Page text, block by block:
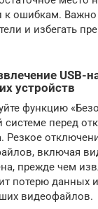
к ошибкам. Важно
и избегать
USB-
устройств
функцию
системе перед
Резкое
включая
прежде чем
потерю данных
видеофайлов.